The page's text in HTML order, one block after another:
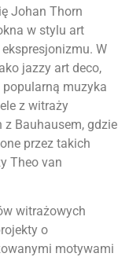
Johan Thorn
w stylu art
W
jazzy art deco,
popularną muzyka
z witraży
Bauhausem, gdzie
przez takich
Theo van
witrażowych
o
motywami